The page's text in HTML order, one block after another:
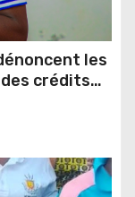
les
crédits